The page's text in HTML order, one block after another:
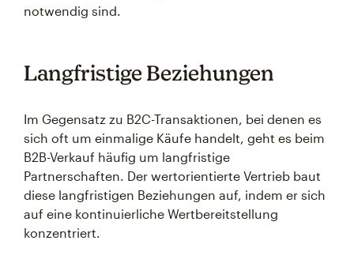
notwendig sind.
Langfristige Beziehungen
Im Gegensatz zu B2C-Transaktionen, bei denen es
sich oft um einmalige Käufe handelt, geht es beim
B2B-Verkauf häufig um langfristige
Partnerschaften. Der wertorientierte Vertrieb baut
diese langfristigen Beziehungen auf, indem er sich
auf eine kontinuierliche Wertbereitstellung
konzentriert.